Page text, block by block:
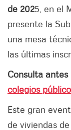
de 2025, en el
presente la
una mesa
las últimas
Consulta antes
colegios
Este gran
de viviendas